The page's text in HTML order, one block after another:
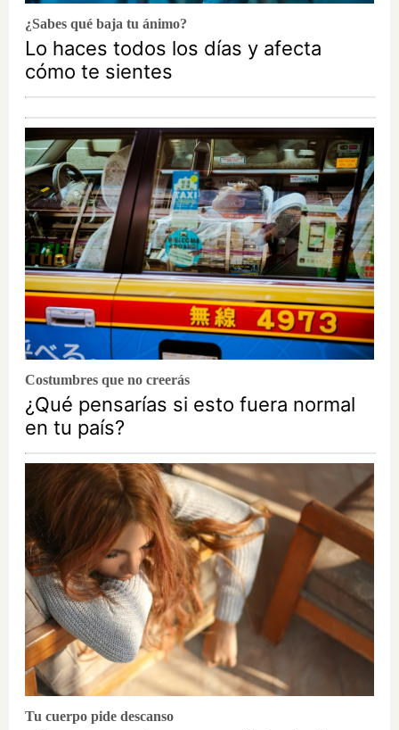
¿Sabes qué baja tu ánimo?
Lo haces todos los días y afecta
cómo te sientes
Costumbres que no creerás
¿Qué pensarías si esto fuera normal
en tu país?
Tu cuerpo pide descanso